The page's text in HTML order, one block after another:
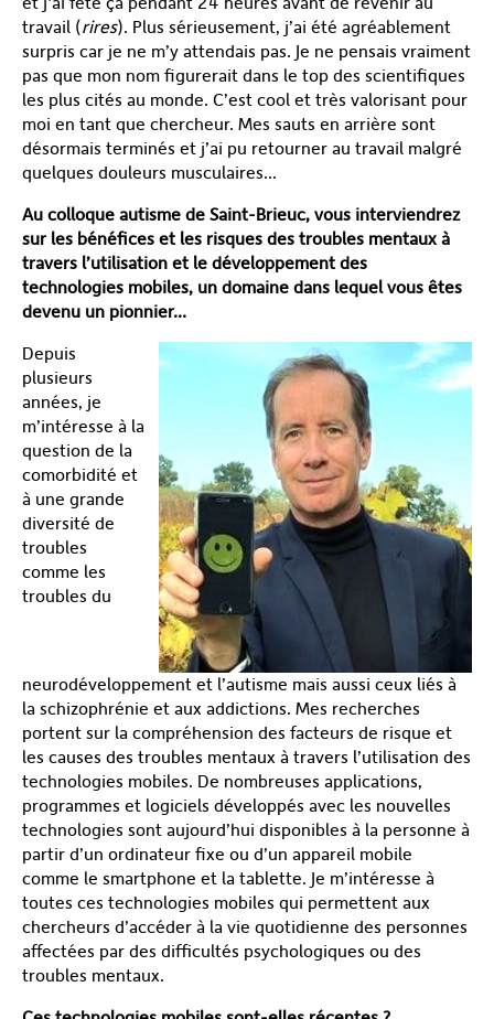
travail (rires). Plus sérieusement, j’ai été agréablement
surpris car je ne m’y attendais pas. Je ne pensais vraiment
pas que mon nom figurerait dans le top des scientifiques
les plus cités au monde. C’est cool et très valorisant pour
moi en tant que chercheur. Mes sauts en arrière sont
désormais terminés et j’ai pu retourner au travail malgré
quelques douleurs musculaires...
Au colloque autisme de Saint-Brieuc, vous interviendrez
sur les bénéfices et les risques des troubles mentaux à
travers l’utilisation et le développement des
technologies mobiles, un domaine dans lequel vous êtes
devenu un pionnier…
Depuis
plusieurs
années, je
m’intéresse à la
question de la
comorbidité et
à une grande
diversité de
troubles
comme les
troubles du
neurodéveloppement et l’autisme mais aussi ceux liés à
la schizophrénie et aux addictions. Mes recherches
portent sur la compréhension des facteurs de risque et
les causes des troubles mentaux à travers l’utilisation des
technologies mobiles. De nombreuses applications,
programmes et logiciels développés avec les nouvelles
technologies sont aujourd’hui disponibles à la personne à
partir d’un ordinateur fixe ou d’un appareil mobile
comme le smartphone et la tablette. Je m’intéresse à
toutes ces technologies mobiles qui permettent aux
chercheurs d’accéder à la vie quotidienne des personnes
affectées par des difficultés psychologiques ou des
troubles mentaux.